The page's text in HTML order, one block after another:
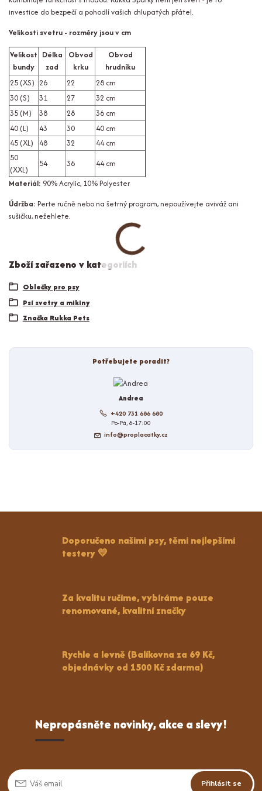
investice do bezpečí a pohodlí vašich chlupatých přátel.
Velikosti svetru - rozměry jsou v cm
Velikost
bundy
Délka
zad
Obvod
krku
Obvod
hrudníku
25 (XS) 26 22
28 cm
30 (S)
31 27
32 cm
35 (M)
38 28
36 cm
40 (L)
43 30
40 cm
45 (XL)
48 32
44 cm
50
(XXL)
54 36
44 cm
Materiál: 90% Acrylic, 10% Polyester
Údržba: Perte ručně nebo na šetrný program, nepoužívejte aviváž ani
sušičku, nežehlete.
Zboží zařazeno v kategoriích
Oblečky pro psy
Psí svetry a mikiny
Značka Rukka Pets
Potřebujete poradit?
Andrea
+420 731 686 680
Po-Pá, 8-17:00
info@proplacatky.cz
Doporučeno našimi psy, těmi nejlepšími
testery 💛
Za kvalitu ručíme, vybíráme pouze
renomované, kvalitní značky
Rychle a levně (Balíkovna za 69 Kč,
objednávky od 1500 Kč zdarma)
Nepropásněte novinky, akce a slevy!
Přihlásit se